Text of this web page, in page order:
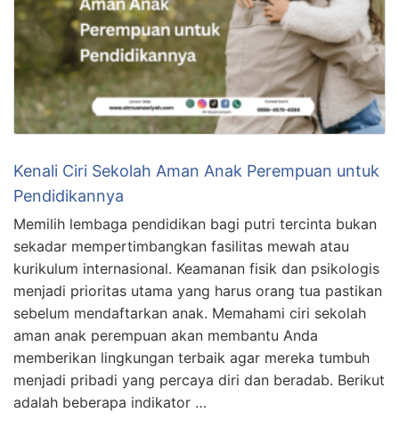
Kenali Ciri Sekolah Aman Anak Perempuan untuk
Pendidikannya
Memilih lembaga pendidikan bagi putri tercinta bukan
sekadar mempertimbangkan fasilitas mewah atau
kurikulum internasional. Keamanan fisik dan psikologis
menjadi prioritas utama yang harus orang tua pastikan
sebelum mendaftarkan anak. Memahami ciri sekolah
aman anak perempuan akan membantu Anda
memberikan lingkungan terbaik agar mereka tumbuh
menjadi pribadi yang percaya diri dan beradab. Berikut
adalah beberapa indikator …